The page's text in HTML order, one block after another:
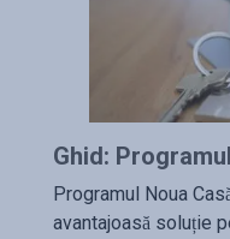
Ghid:
Programul Noua
avantajoasă soluție